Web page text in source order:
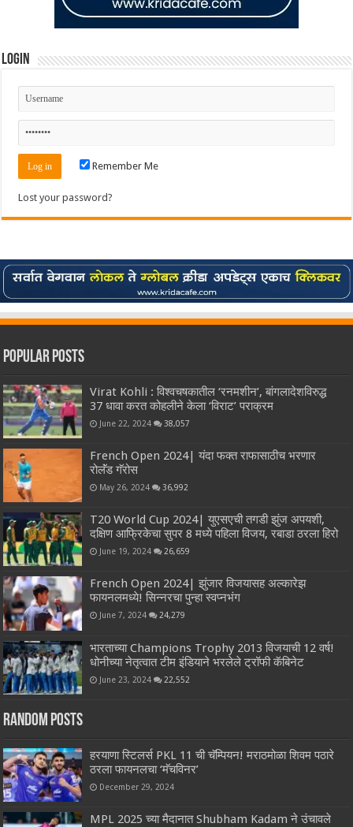
Login
Remember Me
Lost your password?
Popular Posts
Virat Kohli : विश्वचषकातील ‘रनमशीन’, बांगलादेशविरुद्ध
37 धावा करत कोहलीने केला ‘विराट’ पराक्रम
June 22, 2024 38,057
French Open 2024| यंदा फक्त राफासाठीच भरणार
रोलॅंड गॅरोस
May 26, 2024 36,992
T20 World Cup 2024| युएसएची तगडी झुंज अपयशी,
दक्षिण आफ्रिकेचा सुपर 8 मध्ये पहिला विजय, रबाडा ठरला हिरो
June 19, 2024 26,659
French Open 2024| झुंजार विजयासह अल्कारेझ
फायनलमध्ये! सिन्नरचा पुन्हा स्वप्नभंग
June 7, 2024 24,279
भारताच्या Champions Trophy 2013 विजयाची 12 वर्ष!
धोनीच्या नेतृत्वात टीम इंडियाने भरलेले ट्रॉफी कॅबिनेट
June 23, 2024 22,552
Random Posts
हरयाणा स्टिलर्स PKL 11 ची चॅम्पियन! मराठमोळा शिवम पठारे
ठरला फायनलचा ‘मॅचविनर’
December 29, 2024
MPL 2025 च्या मैदानात Shubham Kadam ने उंचावले